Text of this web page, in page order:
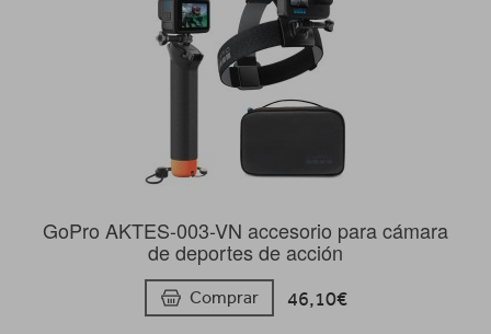
GoPro AKTES-003-VN accesorio para cámara
de deportes de acción
Comprar 46,10€